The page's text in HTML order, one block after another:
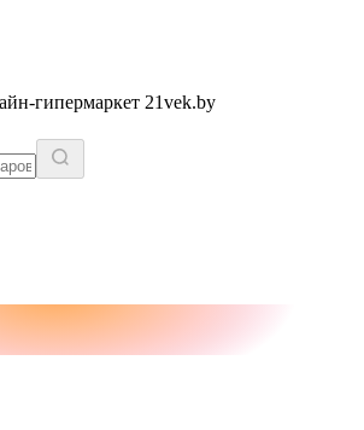
гипермаркет 21vek.by